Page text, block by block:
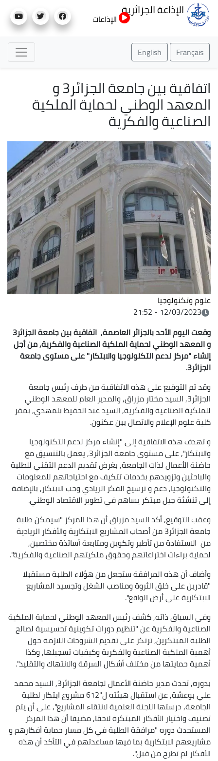
إلى
الإذاعة الجزائرية
الإذاعات
Français
English
اتفاقية بين جامعة الجزائر3 و
المعهد الوطني لحماية الملكية
الصناعية والفكرية
علوم وتكنولوجيا
12/03/2023 - 21:52
وقعت اليوم الأحد بالجزائر العاصمة, اتفاقية بين جامعة الجزائر3
و المعهد الوطني لحماية الملكية الصناعية والفكرية, من أجل
إنشاء "مركز لدعم التكنولوجيا والابتكار" على مستوى جامعة
الجزائر3.
وقد تم التوقيع على هذه الاتفاقية من طرف رئيس جامعة
الجزائر3, السيد مختار مزراق, والمدير العام للمعهد الوطني
للملكية الصناعية والفكرية, السيد عبد الحفيظ بلمهدي, بمقر
كلية علوم الإعلام والاتصال ببن عكنون.
و تهدف هذه الاتفاقية إلى "إنشاء مركز لدعم التكنولوجيا
والابتكار", على مستوى جامعة الجزائر3, يعمل بالتنسيق مع
حاضنة الأعمال لذات الجامعة, بغرض تقديم الدعم التقني للطلبة
والباحثين وتزويدهم بخدمات تتكيف مع احتياجاتهم للمعلومات
والتكنولوجيا, دعم و ترسيخ الفكر الريادي وحب الابتكار, بالإضافة
إلى تنشئة جيل مبتكر يساهم في تطوير الاقتصاد الوطني.
وعقب التوقيع, أكد السيد مزراق أن هذا المركز "سيمكن طلبة
جامعة الجزائر3 من أصحاب المشاريع الابتكارية والأفكار الريادية
من الاستفادة من تأطير وتكوين ومتابعة أساتذة مختصين,
لحماية براءات اختراعاتهم وحقوق ملكيتهم الصناعية والفكرية".
وأضاف أن هذه المرافقة ستجعل من هؤلاء الطلبة مستقبلا
"قادرين على خلق الثروة ومناصب الشغل وتجسيد المشاريع
الابتكارية على أرض الواقع".
وفي السياق ذاته, كشف رئيس المعهد الوطني لحماية الملكية
الصناعية والفكرية عن "تنظيم دورات تكوينية تحسيسية لصالح
الطلبة المبتكرين, ترتكز على تقديم الشروحات اللازمة حول
أهمية الملكية الصناعية والفكرية وكيفيات تسجيلها, وكذا
أهمية حمايتها من مختلف أشكال السرقة والانتهاك والتقليد".
بدوره, تحدث مدير حاضنة الأعمال لجامعة الجزائر3, السيد محمد
علي بوعشة, عن استقبال هيئته ل"612 مشروع ابتكار لطلبة
الجامعة, درستها اللجنة العلمية لانتقاء المشاريع", على أن يتم
تصنيف واختيار الأفكار المبتكرة لاحقا, مضيفا أن هذا المركز
المستحدث دوره "مرافقة الطلبة في كل مسار حماية أفكارهم و
مشاريعهم الابتكارية بما فيها مساعدتهم في التأكد أن هذه
الأفكار لم تطرح من قبل".